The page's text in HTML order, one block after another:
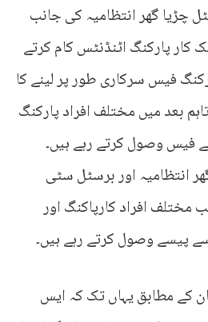
چڑیا گھر انتظامیہ کی جانب
1958 سے 1983 تک کار پارکنگ اٹنڈنٹس کام کرتے
فیس سرکاری طور پر لینے کا
بعد میں مختلف افراد پارکنگ
فیس وصول کرتے رہے ہیں۔
انتظامیہ اور برسٹل سٹی
مختلف افراد کارپاکنگ اور
پیسے وصول کرتے رہے ہیں۔
کے مطابق یہاں تک کہ ایس